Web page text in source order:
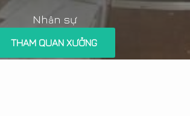
Nhân sự
THAM QUAN XƯỞNG